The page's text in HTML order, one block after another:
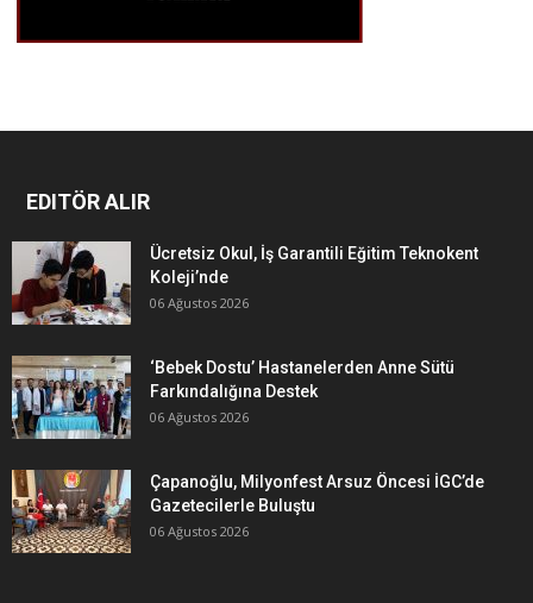
EDITÖR ALIR
Ücretsiz Okul, İş Garantili Eğitim Teknokent
Koleji’nde
06 Ağustos 2026
‘Bebek Dostu’ Hastanelerden Anne Sütü
Farkındalığına Destek
06 Ağustos 2026
Çapanoğlu, Milyonfest Arsuz Öncesi İGC’de
Gazetecilerle Buluştu
06 Ağustos 2026